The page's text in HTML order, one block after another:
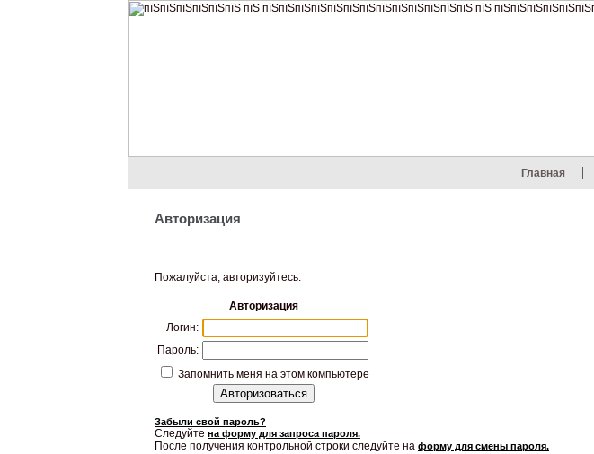
Главная
Авторизация
Пожалуйста, авторизуйтесь:
Авторизация
Логин:
Пароль:
Запомнить меня на этом компьютере
Забыли свой пароль?
Следуйте на форму для запроса пароля.
После получения контрольной строки следуйте на форму для смены пароля.